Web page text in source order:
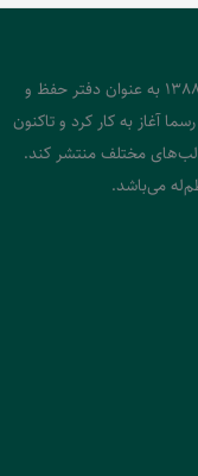
موسسه پژوهشی فرهنگی مصابیح الهدی از سال 1388 به عنوان دفتر حفظ و
آغاز به کار کرد و تاکنون
مختلف منتشر کند.
می‌باشد.